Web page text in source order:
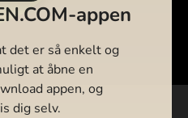
appen
det er så enkelt og
at åbne en
appen, og
dig selv.